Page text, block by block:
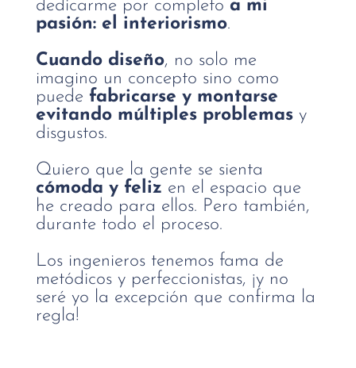
dedicarme por completo a mi
pasión: el interiorismo.
Cuando diseño, no solo me
imagino un concepto sino como
puede fabricarse y montarse
evitando múltiples problemas y
disgustos.
Quiero que la gente se sienta
cómoda y feliz en el espacio que
he creado para ellos. Pero también,
durante todo el proceso.
Los ingenieros tenemos fama de
metódicos y perfeccionistas, ¡y no
seré yo la excepción que confirma la
regla!